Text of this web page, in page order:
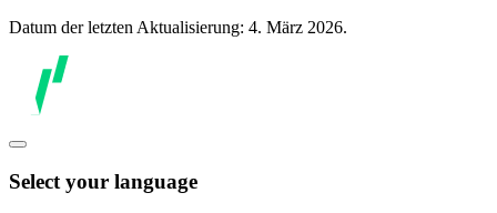
Datum der letzten Aktualisierung: 4. März 2026.
Select your language